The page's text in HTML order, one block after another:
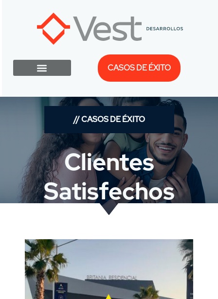
CASOS DE ÉXITO
// CASOS DE ÉXITO
Clientes
Satisfechos